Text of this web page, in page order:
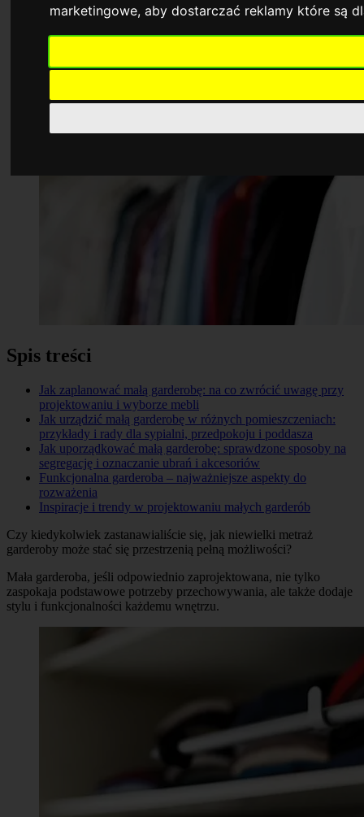
marketingowe,aby dostarczać reklamy które są
Spis treści
Jak zaplanować małą garderobę: na co zwrócić uwagę przy
projektowaniu i wyborze mebli
Jak urządzić małą garderobę w różnych pomieszczeniach:
przykłady i rady dla sypialni, przedpokoju i poddasza
Jak uporządkować małą garderobę: sprawdzone sposoby na
segregację i oznaczanie ubrań i akcesoriów
Funkcjonalna garderoba – najważniejsze aspekty do
rozważenia
Inspiracje i trendy w projektowaniu małych garderób
Czy kiedykolwiek zastanawialiście się, jak niewielki metraż
garderoby może stać się przestrzenią pełną możliwości?
Mała garderoba, jeśli odpowiednio zaprojektowana, nie tylko
zaspokaja podstawowe potrzeby przechowywania, ale także dodaje
stylu i funkcjonalności każdemu wnętrzu.